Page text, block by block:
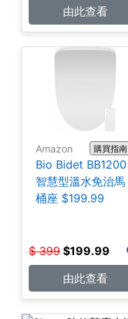
由此查看
Amazon 購買指南
Bio Bidet BB1200
智慧型溫水免治馬
桶座 $199.99
$ 399 $199.99
由此查看